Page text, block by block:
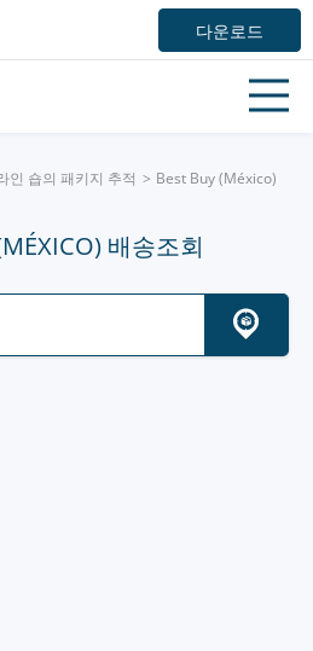
다운로드
인 숍의 패키지 추적 Best Buy (México)
배송조회